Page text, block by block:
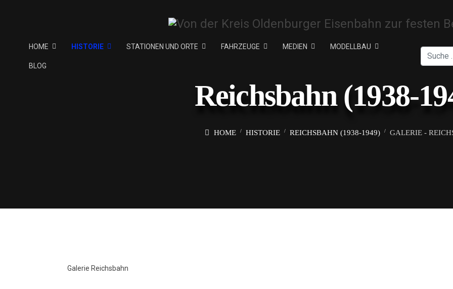
HOME HISTORIE STATIONEN UND ORTE FAHRZEUGE MEDIEN MODELLBAU
BLOG
Suchen
Reichsbahn (1938-
HOME HISTORIE REICHSBAHN (1938-1949) GALERIE -
Galerie Reichsbahn